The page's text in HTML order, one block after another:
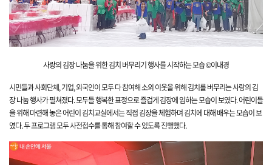
사랑의 김장 나눔을 위한 김치 버무리기 행사를 시작하는 모습 ©이내경
시민들과 사회단체, 기업, 외국인이 모두 다 참여해소외 이웃을 위해김치를 버무리는 사랑의 김
장나눔 행사가 펼쳐졌다. 모두들 행복한 표정으로 즐겁게 김장에 임하는 모습이 보였다. 어린이들
을 위해 마련해 놓은 어린이 김치교실에서는직접 김장을 체험하며 김치에 대해 배우는모습이 보
였다. 두 프로그램 모두 사전접수를 통해 참여할 수 있도록진행했다.